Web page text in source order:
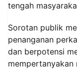
tengah
Sorotan publik
penanganan
dan berpotensi
mempertanyakan